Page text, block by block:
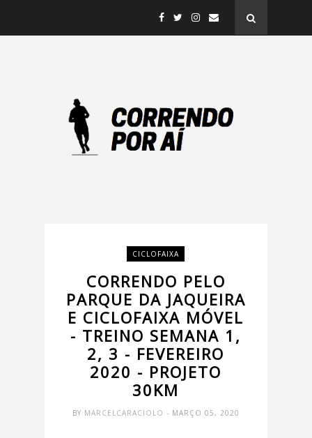
CICLOFAIXA
CORRENDO PELO
PARQUE DA JAQUEIRA
E CICLOFAIXA MÓVEL
- TREINO SEMANA 1,
2, 3 - FEVEREIRO
2020 - PROJETO
30KM
BY MARCELCARACIOLO - MARÇO 05, 2020